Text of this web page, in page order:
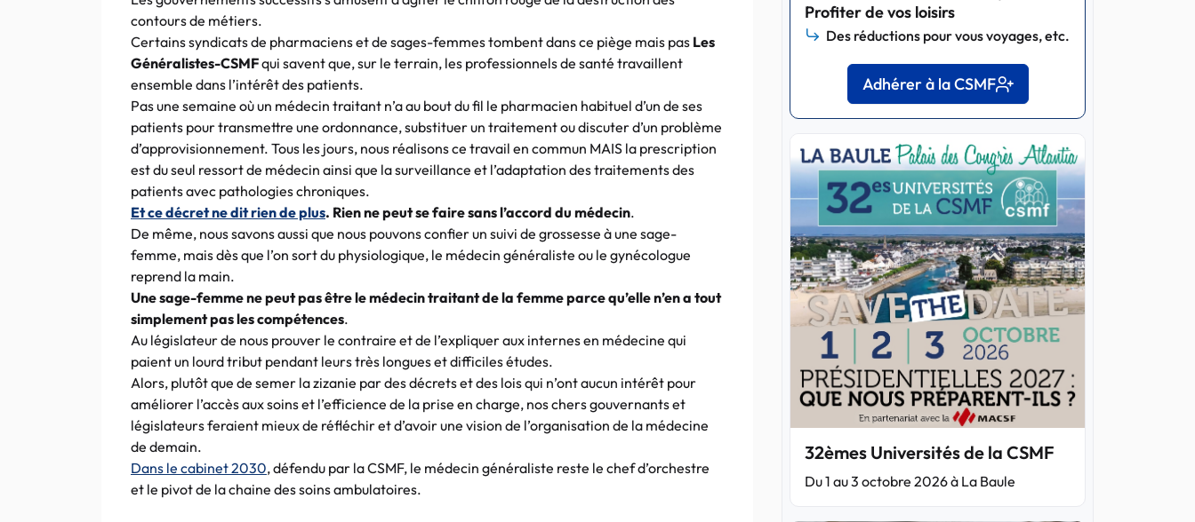
contours de métiers.
Certains syndicats de pharmaciens et de sages-femmes tombent dans ce piège mais pas Les
Généralistes-CSMFqui savent que, sur le terrain, les professionnels de santé travaillent
ensemble dans l’intérêt des patients.
Pas une semaine où un médecin traitant n’a au bout du fil le pharmacien habituel d’un de ses
patients pour transmettre une ordonnance, substituer un traitement ou discuter d’un problème
d’approvisionnement. Tous les jours, nous réalisons ce travail en commun MAIS la prescription
est du seul ressort de médecin ainsi que la surveillance et l’adaptation des traitements des
patients avec pathologies chroniques.
Et ce décret ne dit rien de plus. Rien ne peut se faire sans l’accord du médecin.
De même, nous savons aussi que nous pouvons confier un suivi de grossesse à une sage-
femme, mais dès que l’on sort du physiologique, le médecin généraliste ou le gynécologue
reprend la main.
Une sage-femme ne peut pas être le médecin traitant de la femme parce qu’elle n’en a tout
simplement pas les compétences.
Au législateur de nous prouver le contraire et de l’expliquer aux internes en médecine qui
paient un lourd tribut pendant leurs très longues et difficiles études.
Alors, plutôt que de semer la zizanie par des décrets et des lois qui n’ont aucun intérêt pour
améliorer l’accès aux soins et l’efficience de la prise en charge, nos chers gouvernants et
législateurs feraient mieux de réfléchir et d’avoir une vision de l’organisation de la médecine
de demain.
Dans le cabinet 2030, défendu par la CSMF, le médecin généraliste reste le chef d’orchestre
et le pivot de la chaine des soins ambulatoires.
Profiter de vos loisirs
Des réductions pour vous voyages, etc.
Adhérer à la CSMF
32èmes Universités de la CSMF
Du 1 au 3 octobre 2026 à La Baule